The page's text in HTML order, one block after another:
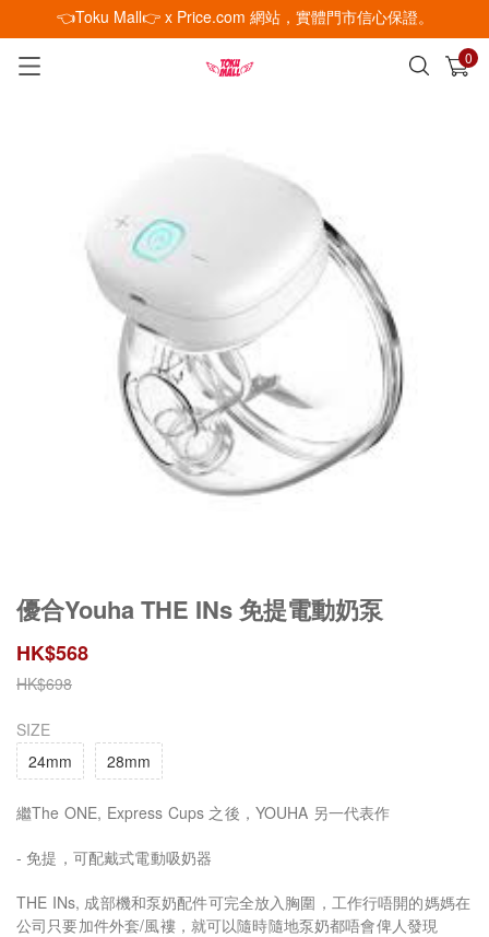
👈Toku Mall👉 x Price.com 網站，實體門市信心保證。
0
已加入購物車 查看
優合Youha THE INs 免提電動奶泵
HK$568
HK$698
SIZE
24mm
28mm
繼The ONE, Express Cups 之後，YOUHA 另一代表作
- 免提，可配戴式電動吸奶器
THE INs, 成部機和泵奶配件可完全放入胸圍，工作行唔開的媽媽在
公司只要加件外套/風褸，就可以隨時隨地泵奶都唔會俾人發現